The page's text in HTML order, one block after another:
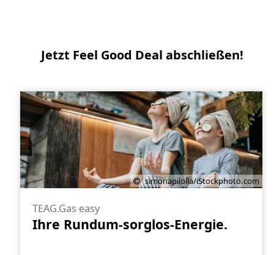
Jetzt Feel Good Deal abschließen!
simonapilolla/iStockphoto.com
TEAG.Gas easy
Ihre Rundum-sorglos-Energie.